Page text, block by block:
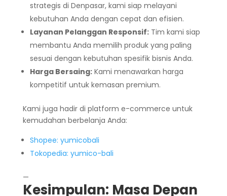
strategis di Denpasar, kami siap melayani
kebutuhan Anda dengan cepat dan efisien.
Layanan Pelanggan Responsif:Tim kami siap
membantu Anda memilih produk yang paling
sesuai dengan kebutuhan spesifik bisnis Anda.
Harga Bersaing:Kami menawarkan harga
kompetitif untuk kemasan premium.
Kami juga hadir di platform e-commerce untuk
kemudahan berbelanja Anda:
Shopee: yumicobali
Tokopedia: yumico-bali
—
Kesimpulan: Masa Depan